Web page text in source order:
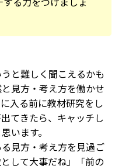
と難しく聞こえるかも
見方・考え方を働かせ
入る前に教材研究をし
てきたら、キャッチし
います。
見方・考え方を見過ご
して大事だね」「前の